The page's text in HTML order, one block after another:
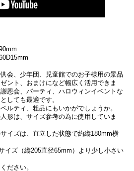
会、少年団、児童館でのお子様用の景品
ント、おまけになど幅広く活用できま
恩会、パーティ、ハロウィンイベントな
しても最適です。
ルティ、粗品にもいかがでしょうか。
形は、サイズ参考の為に使用していま
イズは、直立した状態で約縦180mm横
イズ（縦205直径65mm）より少し小さい
ださい。